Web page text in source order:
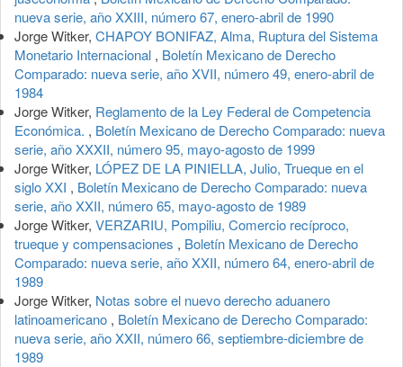
nueva serie, año XXIII, número 67, enero-abril de 1990
Jorge Witker, CHAPOY BONIFAZ, Alma, Ruptura del Sistema
Monetario Internacional , Boletín Mexicano de Derecho
Comparado: nueva serie, año XVII, número 49, enero-abril de
1984
Jorge Witker, Reglamento de la Ley Federal de Competencia
Económica. , Boletín Mexicano de Derecho Comparado: nueva
serie, año XXXII, número 95, mayo-agosto de 1999
Jorge Witker, LÓPEZ DE LA PINIELLA, Julio, Trueque en el
siglo XXI , Boletín Mexicano de Derecho Comparado: nueva
serie, año XXII, número 65, mayo-agosto de 1989
Jorge Witker, VERZARIU, Pompiliu, Comercio recíproco,
trueque y compensaciones , Boletín Mexicano de Derecho
Comparado: nueva serie, año XXII, número 64, enero-abril de
1989
Jorge Witker, Notas sobre el nuevo derecho aduanero
latinoamericano , Boletín Mexicano de Derecho Comparado:
nueva serie, año XXII, número 66, septiembre-diciembre de
1989